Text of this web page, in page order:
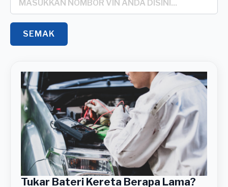
SEMAK
Tukar Bateri Kereta Berapa Lama?